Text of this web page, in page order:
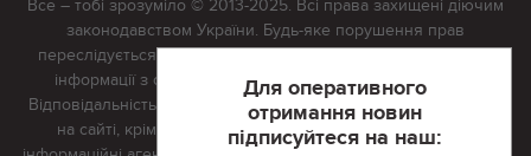
Для оперативного
отримання новин
підписуйтеся на наш:
Все – тобі зрозуміло © 2013-2025. Всі права захищені діючим
законодавством України. Будь-яке порушення прав
переслідується в судовому порядку. Будь-яке відтворення
інформації з сайту тільки з письмово дозволу редакції.
Відповідальність за достовірність усіх матеріалів, розміщених
на сайті, крім матеріалів, які містять посилання на інші